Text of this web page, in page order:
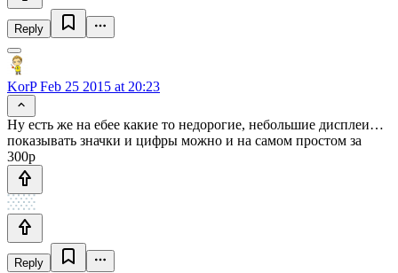
Reply
KorPFeb 25 2015 at 20:23
Ну есть же на ебее какие то недорогие, небольшие дисплеи…
показывать значки и цифры можно и на самом простом за
300р
Reply